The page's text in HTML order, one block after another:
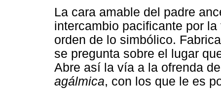
La cara amable del padre
intercambio pacificante por
orden de lo simbólico.
se pregunta sobre el lugar
Abre así la vía a la ofrenda
agálmica, con los que le es